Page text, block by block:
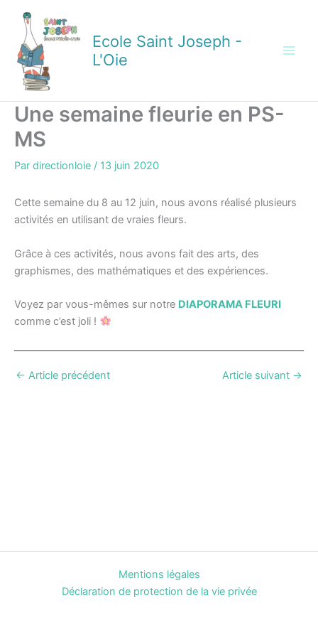
contenu
Ecole Saint Joseph -
L'Oie
Une semaine fleurie en PS-
MS
Par directionloie / 13 juin 2020
Cette semaine du 8 au 12 juin, nous avons réalisé plusieurs
activités en utilisant de vraies fleurs.
Grâce à ces activités, nous avons fait des arts, des
graphismes, des mathématiques et des expériences.
Voyez par vous-mêmes sur notre DIAPORAMA FLEURI
comme c’est joli !
← Article précédent Article suivant →
Mentions légales
Déclaration de protection de la vie privée